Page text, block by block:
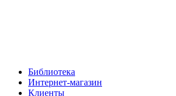
Библиотека
Интернет-магазин
Клиенты